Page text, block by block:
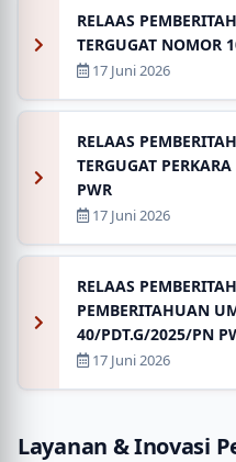
RELAAS
TERGUGAT NOMOR
17 Juni 2026
RELAAS
TERGUGAT
PWR
17 Juni 2026
RELAAS
PEMBERITAHUAN
40/PDT.G/2025/PN
17 Juni 2026
Layanan & Inovasi